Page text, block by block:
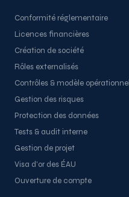
Conformité réglementaire
Licences financières
Création de société
Rôles externalisés
Contrôles & modèle opérationnel
Gestion des risques
Protection des données
Tests & audit interne
Gestion de projet
Visa d'or des ÉAU
Ouverture de compte